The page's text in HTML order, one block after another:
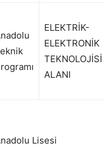
ELEKTRİK-
ELEKTRONİK
TEKNOLOJİSİ
ALANI
Lisesi